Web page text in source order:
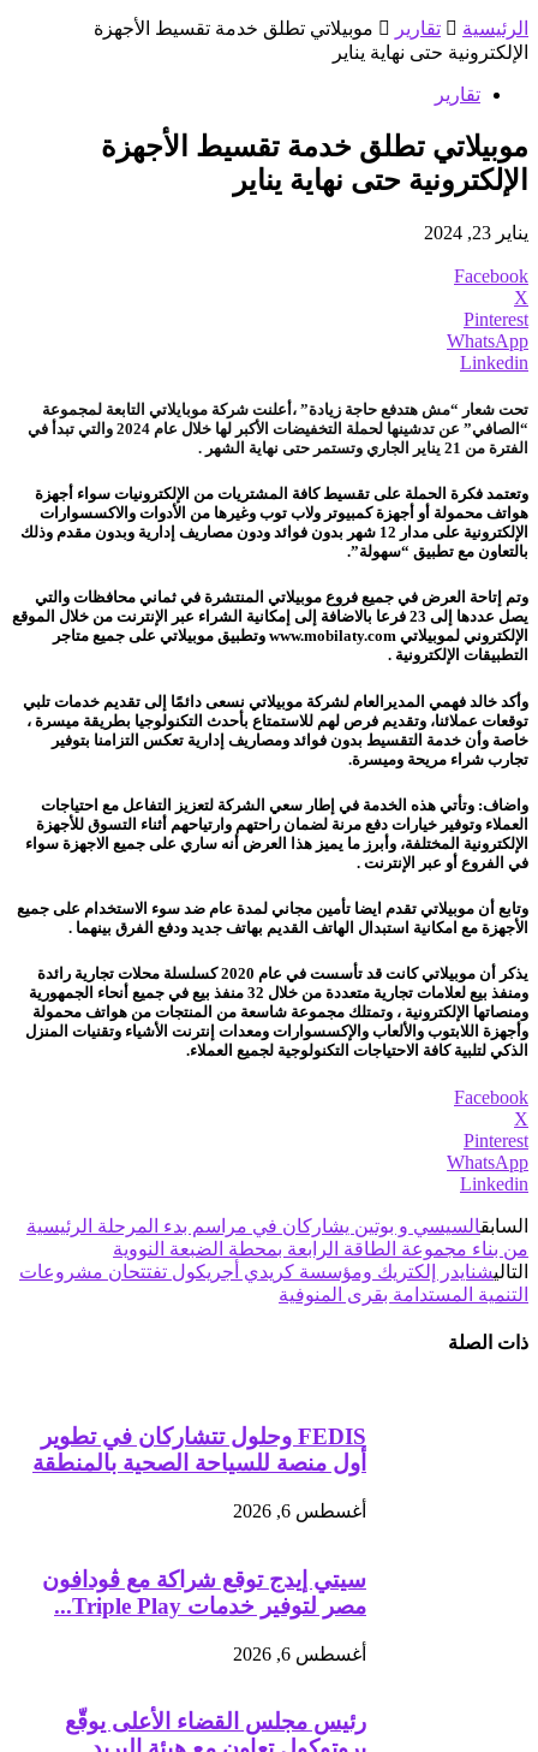
الرئيسية تقارير
موبيلاتي تطلق خدمة تقسيط الأجهزة
الإلكترونية حتى نهاية يناير
تقارير
موبيلاتي تطلق خدمة تقسيط الأجهزة
الإلكترونية حتى نهاية يناير
يناير 23, 2024
Facebook
X
Pinterest
WhatsApp
Linkedin
تحت شعار “مش هتدفع حاجة زيادة” ،أعلنت شركة موبايلاتي التابعة لمجموعة
“الصافي” عن تدشينها لحملة التخفيضات الأكبر لها خلال عام 2024 والتي تبدأ في
الفترة من 21 يناير الجاري وتستمر حتى نهاية الشهر .
وتعتمد فكرة الحملة على تقسيط كافة المشتريات من الإلكترونيات سواء أجهزة
هواتف محمولة أو أجهزة كمبيوتر ولاب توب وغيرها من الأدوات والاكسسوارات
الإلكترونية على مدار 12 شهر بدون فوائد ودون مصاريف إدارية وبدون مقدم وذلك
بالتعاون مع تطبيق “سهولة”.
وتم إتاحة العرض في جميع فروع موبيلاتي المنتشرة في ثماني محافظات والتي
يصل عددها إلى 23 فرعا بالاضافة إلى إمكانية الشراء عبر الإنترنت من خلال الموقع
الإلكتروني لموبيلاتي www.mobilaty.com وتطبيق موبيلاتي على جميع متاجر
التطبيقات الإلكترونية .
وأكد خالد فهمي المديرالعام لشركة موبيلاتي نسعى دائمًا إلى تقديم خدمات تلبي
توقعات عملائنا، وتقديم فرص لهم للاستمتاع بأحدث التكنولوجيا بطريقة ميسرة ،
خاصة وأن خدمة التقسيط بدون فوائد ومصاريف إدارية تعكس التزامنا بتوفير
تجارب شراء مريحة وميسرة.
واضاف: وتأتي هذه الخدمة في إطار سعي الشركة لتعزيز التفاعل مع احتياجات
العملاء وتوفير خيارات دفع مرنة لضمان راحتهم وارتياحهم أثناء التسوق للأجهزة
الإلكترونية المختلفة، وأبرز ما يميز هذا العرض أنه ساري على جميع الاجهزة سواء
في الفروع أو عبر الإنترنت .
وتابع أن موبيلاتي تقدم ايضا تأمين مجاني لمدة عام ضد سوء الاستخدام على جميع
الأجهزة مع امكانية استبدال الهاتف القديم بهاتف جديد ودفع الفرق بينهما .
يذكر أن موبيلاتي كانت قد تأسست في عام 2020 كسلسلة محلات تجارية رائدة
ومنفذ بيع لعلامات تجارية متعددة من خلال 32 منفذ بيع في جميع أنحاء الجمهورية
ومنصاتها الإلكترونية ، وتمتلك مجموعة شاسعة من المنتجات من هواتف محمولة
وأجهزة اللابتوب والألعاب والإكسسوارات ومعدات إنترنت الأشياء وتقنيات المنزل
الذكي لتلبية كافة الاحتياجات التكنولوجية لجميع العملاء.
Facebook
X
Pinterest
WhatsApp
Linkedin
السابقالسيسي و بوتين يشاركان في مراسم بدء المرحلة الرئيسية
من بناء مجموعة الطاقة الرابعة بمحطة الضبعة النووية
التاليشنايدر إلكتريك ومؤسسة كريدي أجريكول تفتتحان مشروعات
التنمية المستدامة بقرى المنوفية
ذات الصلة
FEDIS وحلول تتشاركان في تطوير
أول منصة للسياحة الصحية بالمنطقة
أغسطس 6, 2026
سيتي إيدج توقع شراكة مع ڤودافون
مصر لتوفير خدمات Triple Play...
أغسطس 6, 2026
رئيس مجلس القضاء الأعلى يوقّع